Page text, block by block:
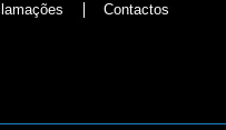
Contactos